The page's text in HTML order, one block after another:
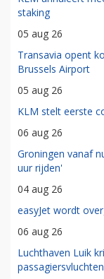
staking
05 aug 26
Transavia opent
Brussels Airport
05 aug 26
KLM stelt eerste
06 aug 26
Groningen vanaf
uur rijden'
04 aug 26
easyJet wordt
06 aug 26
Luchthaven Luik